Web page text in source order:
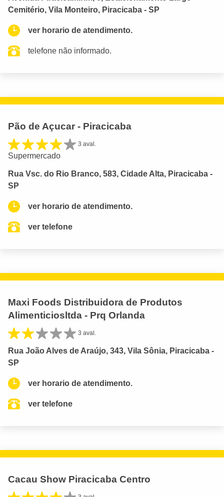
Cemitério, Vila Monteiro, Piracicaba - SP
ver horario de atendimento.
telefone não informado.
Pão de Açucar - Piracicaba
3 aval.
Supermercado
Rua Vsc. do Rio Branco, 583, Cidade Alta, Piracicaba -
SP
ver horario de atendimento.
ver telefone
Maxi Foods Distribuidora de Produtos
Alimenticiosltda - Prq Orlanda
3 aval.
Rua João Alves de Araújo, 343, Vila Sônia, Piracicaba -
SP
ver horario de atendimento.
ver telefone
Cacau Show Piracicaba Centro